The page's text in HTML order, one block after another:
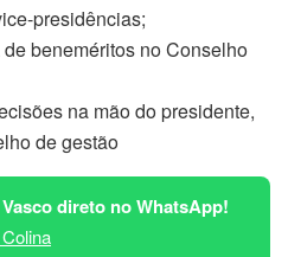
presidências;
beneméritos no Conselho
na mão do presidente,
de gestão
direto no WhatsApp!